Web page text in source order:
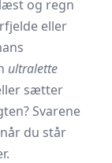
og regn
eller
ultralette
sætter
Svarene
du står